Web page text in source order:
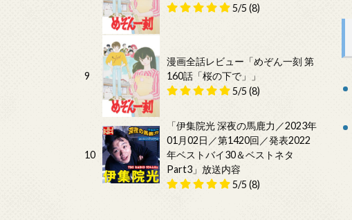
5/5 (8)
9
漫画全話レビュー「めぞん一刻 第
160話「桜の下で」」
5/5 (8)
10
「伊集院光 深夜の馬鹿力／2023年
01月02日／第1420回／発表2022
年ベストバイ30＆ベストネタ
Part3」放送内容
5/5 (8)